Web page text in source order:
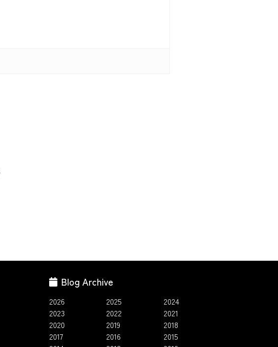
Blog Archive
2026 2025
2024
2023
2022
2021
2020
2019
2018
2017
2016
2015